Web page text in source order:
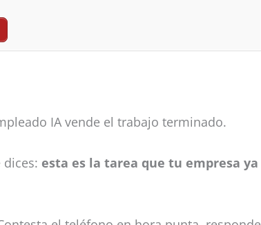
IA vende el trabajo terminado.
dices: esta es la tarea que tu empresa ya